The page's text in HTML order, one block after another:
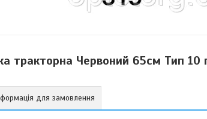
тракторна Червоний 65см Тип 10
для замовлення